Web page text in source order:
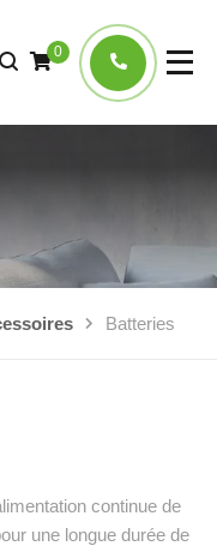
0
Batteries
continue de
une longue durée de